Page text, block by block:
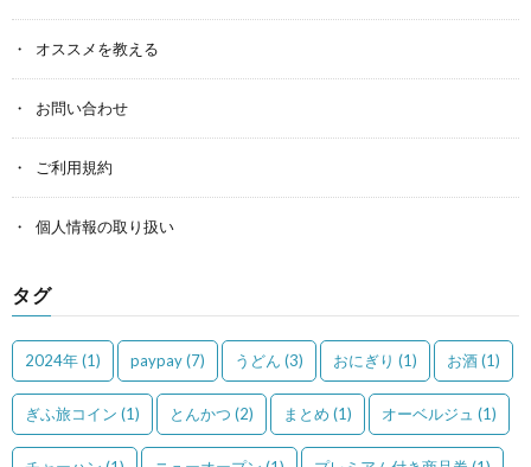
オススメを教える
お問い合わせ
ご利用規約
個人情報の取り扱い
タグ
2024年(1) paypay(7) うどん (3) おにぎり (1) お酒(1)
ぎふ旅コイン (1) とんかつ (2) まとめ (1) オーベルジュ (1)